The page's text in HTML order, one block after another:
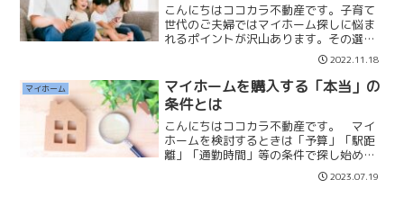
こんにちはココカラ不動産です。子育て
世代のご夫婦ではマイホーム探しに悩ま
れるポイントが沢山あります。その選択
によっては子供の教育や安全に大きく影
響してきます。本日は子育てを考えたマ
イホーム探し3つのポイントについてお話
しいたします。教育施設...
2022.11.18
マイホーム
マイホームを購入する「本当」の
条件とは
こんにちはココカラ不動産です。 マイ
ホームを検討するときは「予算」「駅距
離」「通勤時間」等の条件で探し始める
と思います。しかし、実際にお客様が購
入するマイホームはこの条件だけで決め
2023.07.19